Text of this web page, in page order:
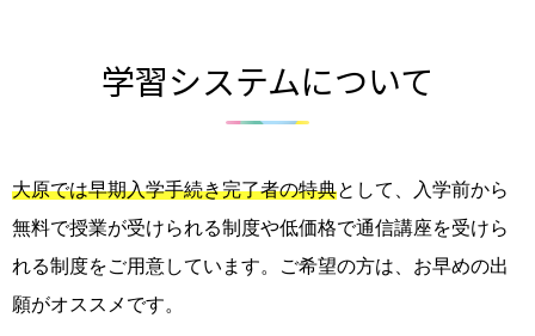
学習システムについて
大原では早期入学手続き完了者の特典として、入学前から
無料で授業が受けられる制度や低価格で通信講座を受けら
れる制度をご用意しています。ご希望の方は、お早めの出
願がオススメです。